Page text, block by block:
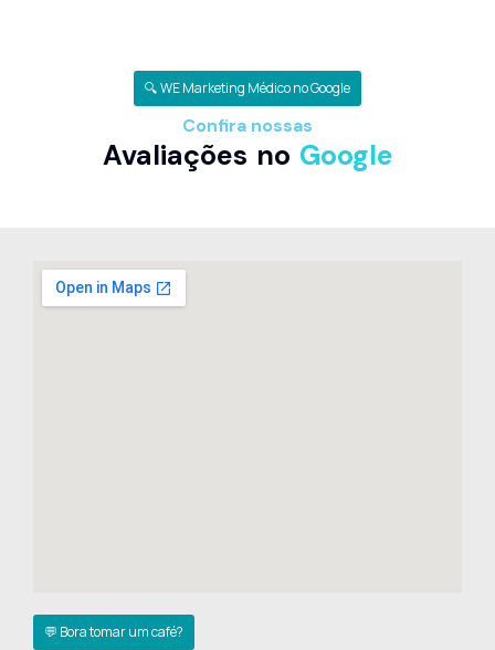
🔍 WE Marketing Médico no Google
Confira nossas
Avaliações no Google
💬 Bora tomar um café?